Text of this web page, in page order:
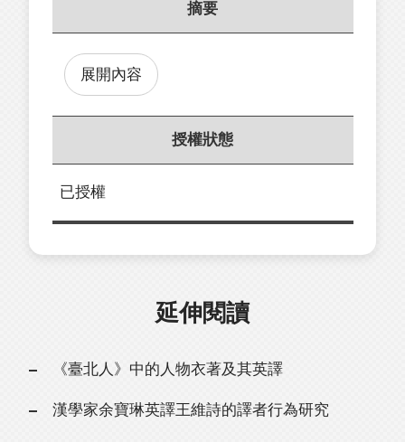
摘要
展開內容
授權狀態
已授權
延伸閱讀
《臺北人》中的人物衣著及其英譯
漢學家余寶琳英譯王維詩的譯者行為研究